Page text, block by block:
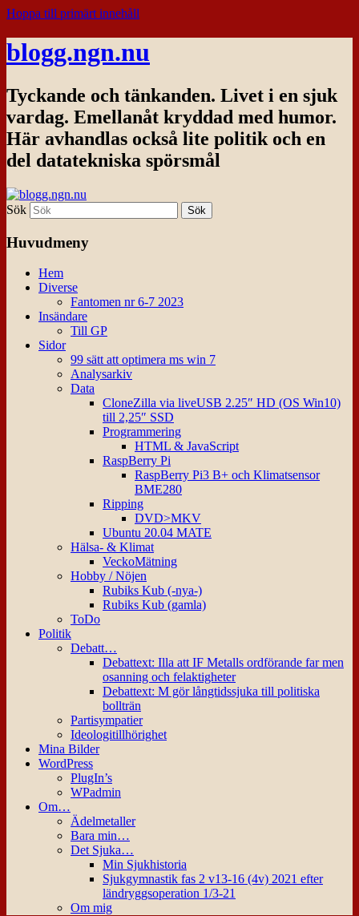
Hoppa till primärt innehåll
blogg.ngn.nu
Tyckande och tänkanden. Livet i en sjuk
vardag. Emellanåt kryddad med humor.
Här avhandlas också lite politik och en
del datatekniska spörsmål
Sök
Huvudmeny
Hem
Diverse
Fantomen nr 6-7 2023
Insändare
Till GP
Sidor
99 sätt att optimera ms win 7
Analysarkiv
Data
CloneZilla via liveUSB 2.25″ HD (OS Win10)
till 2,25″ SSD
Programmering
HTML & JavaScript
RaspBerry Pi
RaspBerry Pi3 B+ och Klimatsensor
BME280
Ripping
DVD>MKV
Ubuntu 20.04 MATE
Hälsa- & Klimat
VeckoMätning
Hobby / Nöjen
Rubiks Kub (-nya-)
Rubiks Kub (gamla)
ToDo
Politik
Debatt…
Debattext: Illa att IF Metalls ordförande far men
osanning och felaktigheter
Debattext: M gör långtidssjuka till politiska
bollträn
Partisympatier
Ideologitillhörighet
Mina Bilder
WordPress
PlugIn’s
WPadmin
Om…
Ädelmetaller
Bara min…
Det Sjuka…
Min Sjukhistoria
Sjukgymnastik fas 2 v13-16 (4v) 2021 efter
ländryggsoperation 1/3-21
Om mig